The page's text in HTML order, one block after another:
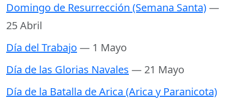
Domingo de Resurrección (Semana Santa)—
25 Abril
Día del Trabajo — 1 Mayo
Día de las Glorias Navales — 21 Mayo
Día de la Batalla de Arica (Arica y Paranicota)